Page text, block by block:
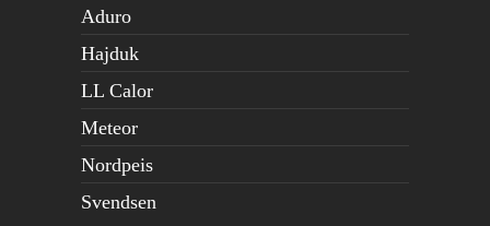
Aduro
Hajduk
LL Calor
Meteor
Nordpeis
Svendsen